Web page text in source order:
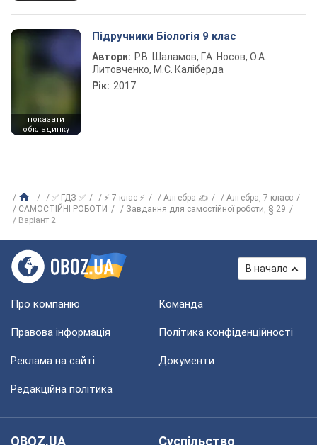
показати
обкладинку
Підручники Біологія 9 клас
Автори: Р.В. Шаламов, Г.А. Носов, О.А.
Литовченко, М.С. Каліберда
Рік: 2017
✅ ГДЗ ✅ ⚡ 7 клас ⚡ Алгебра ✍
Алгебра, 7 класс
САМОСТІЙНІ РОБОТИ
Завдання для самостійної роботи, § 29
Варіант 2
В начало
Про компанію Команда
Правова інформація Політика конфіденційності
Реклама на сайті Документи
Редакційна політика
OBOZ.UA
Суспільство